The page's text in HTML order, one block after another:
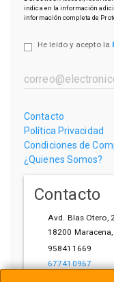
indica en la información
información completa de
He leído y acepto la
Contacto
Política Privacidad
Condiciones de
¿Quienes Somos?
Contacto
Avd. Blas Otero,
18200 Maracena,
958411669
677410967